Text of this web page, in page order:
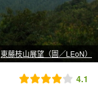
東藤枝山展望（圖／LEoN）
4.1